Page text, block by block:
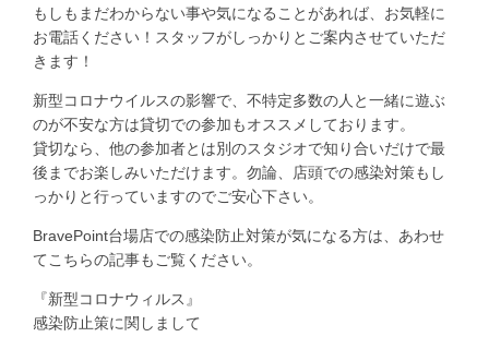
もしもまだわからない事や気になることがあれば、お気軽に
お電話ください！スタッフがしっかりとご案内させていただ
きます！
新型コロナウイルスの影響で、不特定多数の人と一緒に遊ぶ
のが不安な方は貸切での参加もオススメしております。
貸切なら、他の参加者とは別のスタジオで知り合いだけで最
後までお楽しみいただけます。勿論、店頭での感染対策もし
っかりと行っていますのでご安心下さい。
BravePoint台場店での感染防止対策が気になる方は、あわせ
てこちらの記事もご覧ください。
『新型コロナウィルス』
感染防止策に関しまして